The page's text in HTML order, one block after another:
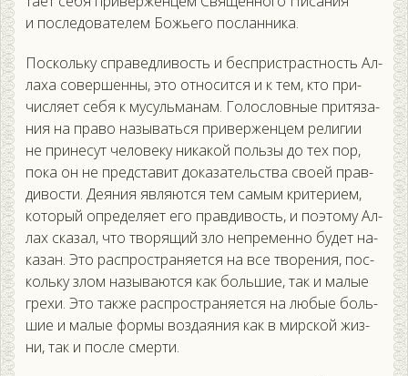
и пос­ле­дова­телем Божь­его пос­ланни­ка.
Пос­коль­ку спра­вед­ли­вость и бес­пристрас­тность Ал­
ла­ха со­вер­шенны, это от­но­сит­ся и к тем, кто при­
чис­ля­ет се­бя к му­суль­ма­нам. Го­лос­ловные при­тяза­
ния на пра­во на­зывать­ся при­вер­женцем ре­лигии
не при­несут че­лове­ку ни­какой поль­зы до тех пор,
по­ка он не пред­ста­вит до­каза­тель­ства сво­ей прав­
ди­вос­ти. Де­яния яв­ля­ют­ся тем са­мым кри­тери­ем,
ко­торый оп­ре­деля­ет его прав­ди­вость, и по­это­му Ал­
лах ска­зал, что тво­рящий зло неп­ре­мен­но бу­дет на­
казан. Это рас­простра­ня­ет­ся на все тво­рения, пос­
коль­ку злом на­зыва­ют­ся как боль­шие, так и ма­лые
гре­хи. Это так­же рас­простра­ня­ет­ся на лю­бые боль­
шие и ма­лые фор­мы воз­да­яния как в мир­ской жиз­
ни, так и пос­ле смер­ти.